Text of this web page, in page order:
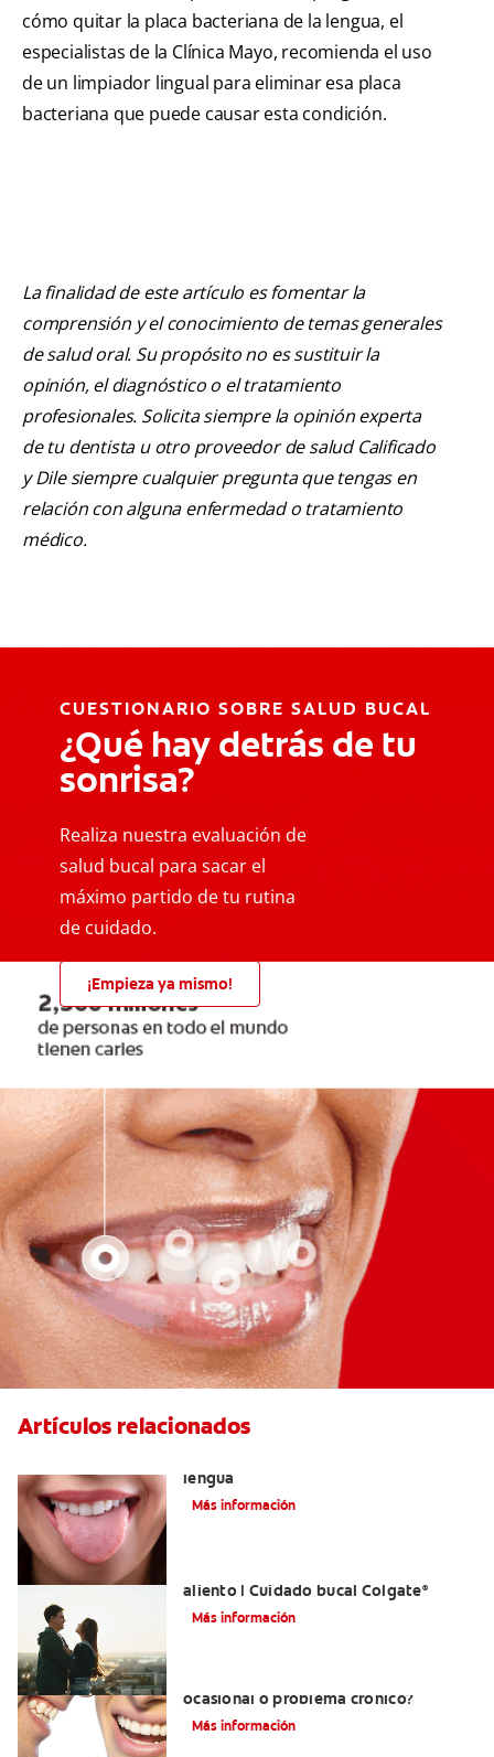
cómo quitar la placa bacteriana de la lengua, el
especialistas de la Clínica Mayo, recomienda el uso
de un limpiador lingual para eliminar esa placa
bacteriana que puede causar esta condición.
La finalidad de este artículo es fomentar la
comprensión y el conocimiento de temas generales
de salud oral. Su propósito no es sustituir la
opinión, el diagnóstico o el tratamiento
profesionales. Solicita siempre la opinión experta
de tu dentista u otro proveedor de salud Calificado
y Dile siempre cualquier pregunta que tengas en
relación con alguna enfermedad o tratamiento
médico.
CUESTIONARIO SOBRE SALUD BUCAL
¿Qué hay detrás de tu
sonrisa?
Realiza nuestra evaluación de
salud bucal para sacar el
máximo partido de tu rutina
de cuidado.
¡Empieza ya mismo!
Artículos relacionados
lengua
Más información
aliento | Cuidado bucal Colgate®
Más información
ocasional o problema crónico?
Más información